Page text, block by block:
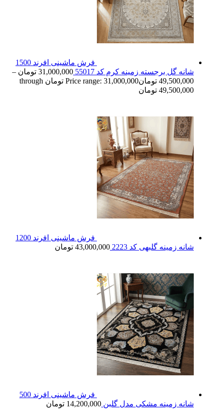
فرش ماشینی افرند 1500
شانه گل برجسته زمینه کرم کد 55017
31,000,000 تومان –
49,500,000 تومان
Price range: 31,000,000 تومان through
49,500,000 تومان
فرش ماشینی افرند 1200
شانه زمینه گلبهی کد 2223
43,000,000 تومان
فرش ماشینی افرند 500
شانه زمینه مشکی مدل گلبن 14,200,000 تومان